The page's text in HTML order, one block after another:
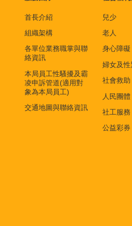
首長介紹
組織架構
各單位業務職掌與聯
絡資訊
本局員工性騷擾及霸
凌申訴管道(適用對
象為本局員工)
交通地圖與聯絡資訊
兒少
老人
身心障礙
婦女及
社會救助
人民團體
社工服務
公益彩券